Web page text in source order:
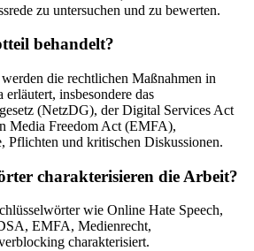
zu untersuchen und zu bewerten.
behandelt?
die rechtlichen Maßnahmen in
insbesondere das
(NetzDG), der Digital Services Act
Media Freedom Act (EMFA),
Pflichten und kritischen Diskussionen.
charakterisieren die Arbeit?
wie Online Hate Speech,
EMFA, Medienrecht,
charakterisiert.